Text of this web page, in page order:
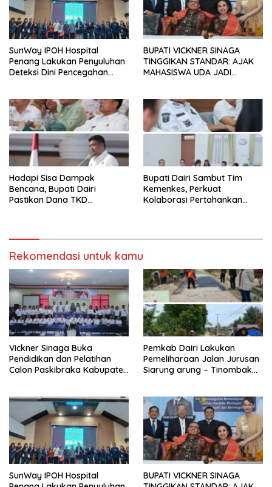
SunWay IPOH Hospital
Penang Lakukan Penyuluhan
Deteksi Dini Pencegahan
BUPATI VICKNER SINAGA
TINGGIKAN STANDAR: AJAK
MAHASISWA UDA JADI
LUNTUR ZAMAN
Hadapi Sisa Dampak
Bencana, Bupati Dairi
Pastikan Dana TKD
Bupati Dairi Sambut Tim
Kemenkes, Perkuat
Kolaborasi Pertahankan
Rekomendasi untuk kamu
Vickner Sinaga Buka
Pendidikan dan Pelatihan
Calon Paskibraka Kabupaten
Pemkab Dairi Lakukan
Pemeliharaan Jalan Jurusan
Siarung arung – Tinombak
SunWay IPOH Hospital
BUPATI VICKNER SINAGA